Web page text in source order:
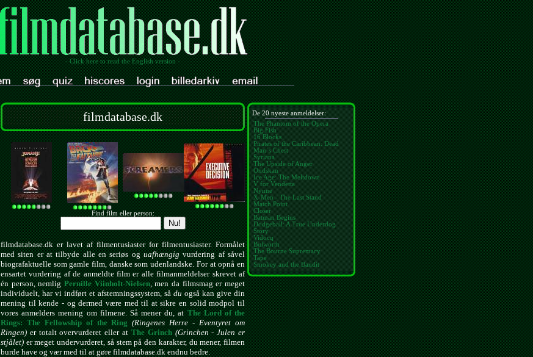
- Click here to read the English version -
filmdatabase.dk
Find film eller person:
filmdatabase.dk er lavet af filmentusiaster for filmentusiaster. Formålet
med siten er at tilbyde alle en seriøs oguafhængigvurdering af såvel
biografaktuelle som gamle film, danske som udenlandske. For at opnå en
ensartet vurdering af de anmeldte film er alle filmanmeldelser skrevet af
én person, nemligPernille Viinholt-Nielsen, men da filmsmag er meget
individuelt, har vi indført et afstemningssystem, såduogså kan give din
mening til kende - og dermed være med til at sikre en solid modpol til
vores anmelders mening om filmene. Så mener du, atThe Lord of the
Rings: The Fellowship of the Ring (Ringenes Herre - Eventyret om
Ringen)er totalt overvurderet eller atThe Grinch (Grinchen - Julen er
stjålet)er meget undervurderet, så stem på den karakter, du mener, filmen
burde have og vær med til at gøre filmdatabase.dk endnu bedre.
De 20 nyeste anmeldelser:
The Phantom of the Opera
Big Fish
16 Blocks
Pirates of the Caribbean: Dead
Man´s Chest
Syriana
The Upside of Anger
Ondskan
Ice Age: The Meltdown
V for Vendetta
Nynne
X-Men - The Last Stand
Match Point
Closer
Batman Begins
Dodgeball: A True Underdog
Story
Vidocq
Bulworth
The Bourne Supremacy
Tape
Smokey and the Bandit